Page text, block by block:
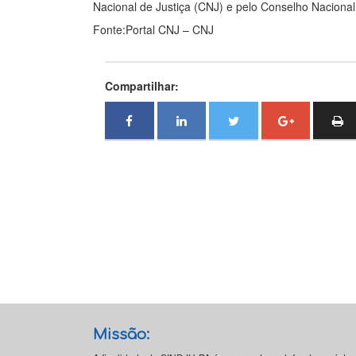
Nacional de Justiça (CNJ) e pelo Conselho
Fonte:Portal CNJ – CNJ
Compartilhar:
Missão: